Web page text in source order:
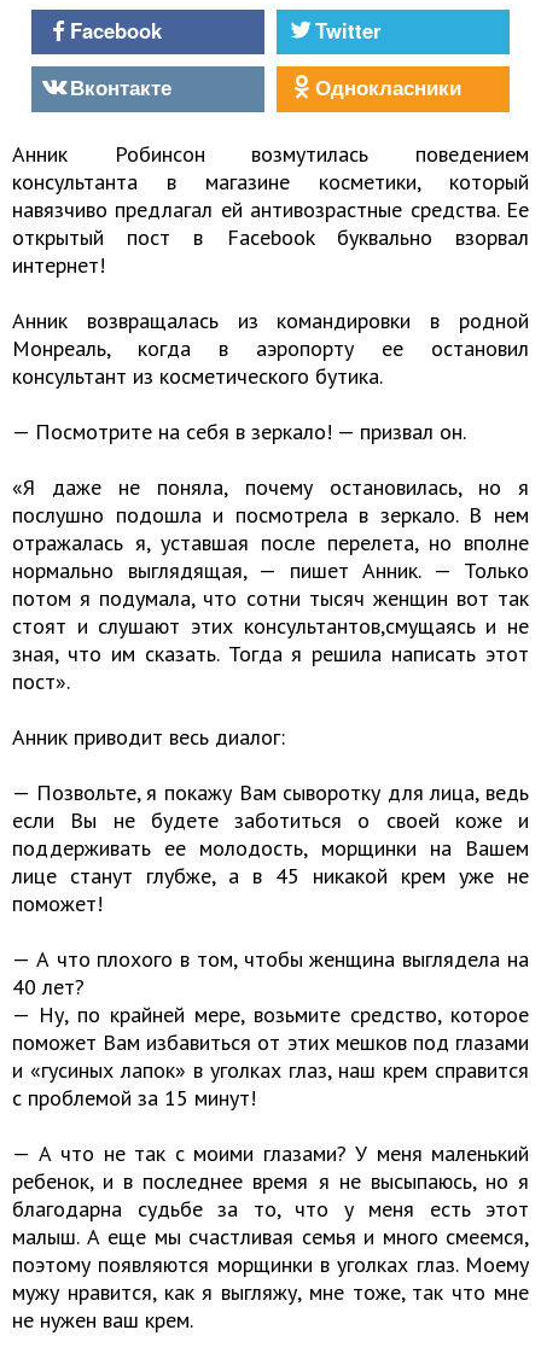
Facebook
Twitter
Вконтакте
Однокласники
Анник Робинсон возмутилась поведением
консультанта в магазине косметики, который
навязчиво предлагал ей антивозрастные средства. Ее
открытый пост в Facebook буквально взорвал
интернет!
Анник возвращалась из командировки в родной
Монреаль, когда в аэропорту ее остановил
консультант из косметического бутика.
— Посмотрите на себя в зеркало! — призвал он.
«Я даже не поняла, почему остановилась, но я
послушно подошла и посмотрела в зеркало. В нем
отражалась я, уставшая после перелета, но вполне
нормально выглядящая, — пишет Анник. — Только
потом я подумала, что сотни тысяч женщин вот так
стоят и слушают этих консультантов,смущаясь и не
зная, что им сказать. Тогда я решила написать этот
пост».
Анник приводит весь диалог:
— Позвольте, я покажу Вам сыворотку для лица, ведь
если Вы не будете заботиться о своей коже и
поддерживать ее молодость, морщинки на Вашем
лице станут глубже, а в 45 никакой крем уже не
поможет!
— А что плохого в том, чтобы женщина выглядела на
40 лет?
— Ну, по крайней мере, возьмите средство, которое
поможет Вам избавиться от этих мешков под глазами
и «гусиных лапок» в уголках глаз, наш крем справится
с проблемой за 15 минут!
— А что не так с моими глазами? У меня маленький
ребенок, и в последнее время я не высыпаюсь, но я
благодарна судьбе за то, что у меня есть этот
малыш. А еще мы счастливая семья и много смеемся,
поэтому появляются морщинки в уголках глаз. Моему
мужу нравится, как я выгляжу, мне тоже, так что мне
не нужен ваш крем.